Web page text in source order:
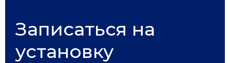
Записаться на
установку